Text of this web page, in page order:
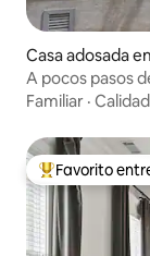
Casa adosada
A pocos pasos
de lujo
Familiar ·
Favorito entre
Favorito